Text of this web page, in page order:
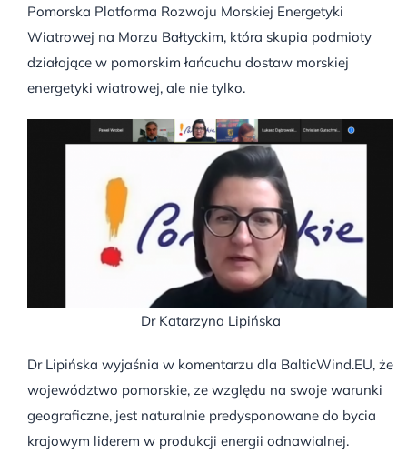
Pomorska Platforma Rozwoju Morskiej Energetyki
Wiatrowej na Morzu Bałtyckim, która skupia podmioty
działające w pomorskim łańcuchu dostaw morskiej
energetyki wiatrowej, ale nie tylko.
Dr Katarzyna Lipińska
Dr Lipińska wyjaśnia w komentarzu dla BalticWind.EU, że
województwo pomorskie, ze względu na swoje warunki
geograficzne, jest naturalnie predysponowane do bycia
krajowym liderem w produkcji energii odnawialnej.